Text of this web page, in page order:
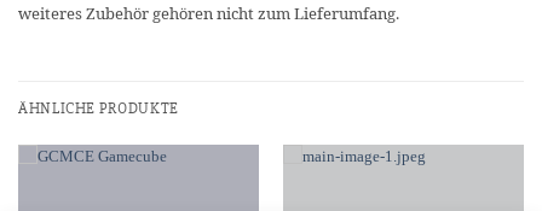
weiteres Zubehör gehören nicht zum Lieferumfang.
ÄHNLICHE PRODUKTE